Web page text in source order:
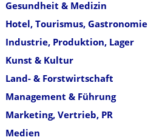
Gesundheit & Medizin
Hotel, Tourismus, Gastronomie
Industrie, Produktion, Lager
Kunst & Kultur
Land- & Forstwirtschaft
Management & Führung
Marketing, Vertrieb, PR
Medien